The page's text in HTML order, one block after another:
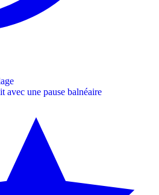
avec une pause balnéaire